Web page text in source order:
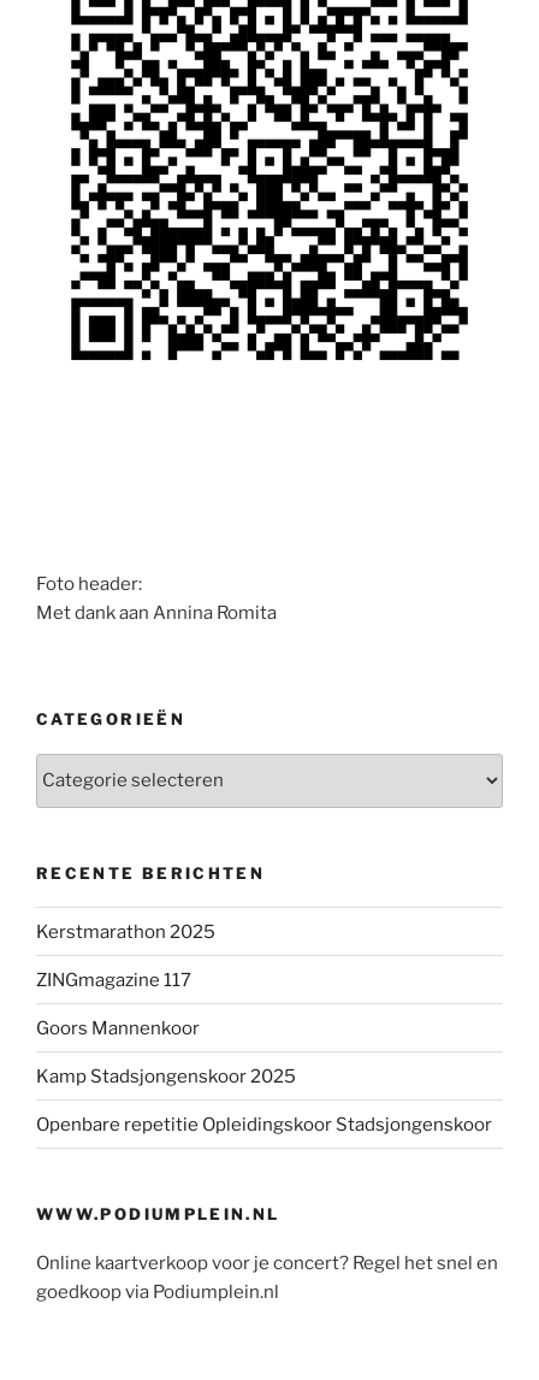
Foto header:
Met dank aan Annina Romita
CATEGORIEËN
RECENTE BERICHTEN
Kerstmarathon 2025
ZINGmagazine 117
Goors Mannenkoor
Kamp Stadsjongenskoor 2025
Openbare repetitie Opleidingskoor Stadsjongenskoor
WWW.PODIUMPLEIN.NL
Online kaartverkoop voor je concert? Regel het snel en
goedkoop via Podiumplein.nl